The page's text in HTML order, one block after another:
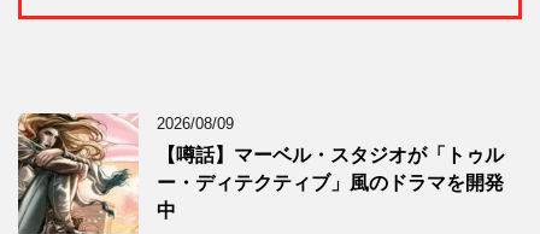
2026/08/09
【噂話】マーベル・スタジオが「トゥル
ー・ディテクティブ」風のドラマを開発
中